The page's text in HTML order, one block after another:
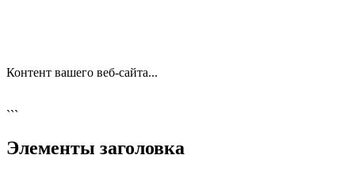
Контент вашего веб-сайта...
```
Элементы заголовка